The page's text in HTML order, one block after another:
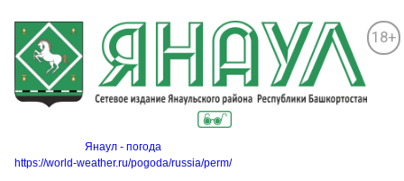
18+
Янаул - погода
https://world-weather.ru/pogoda/russia/perm/